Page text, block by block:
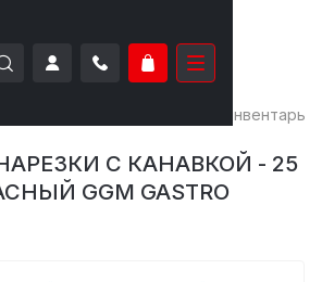
Посуда и инвентарь
С КАНАВКОЙ - 25
GGM GASTRO